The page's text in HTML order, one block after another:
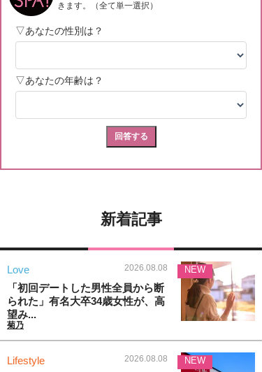
新着記事
Love 2026.08.08
「初回デートした男性全員から断
られた」有名大卒34歳女性が、高
望み...
菊乃
NEW
Lifestyle 2026.08.08 NEW